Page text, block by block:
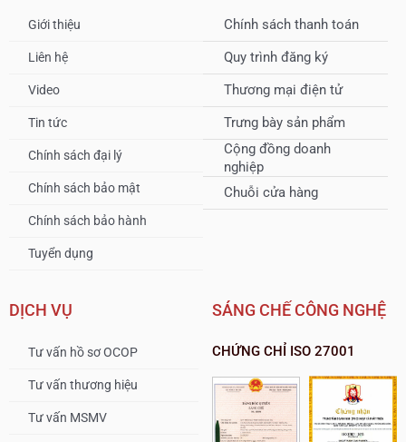
Giới thiệu
Liên hệ
Video
Tin tức
Chính sách đại lý
Chính sách bảo mật
Chính sách bảo hành
Tuyển dụng
Chính sách thanh toán
Quy trình đăng ký
Thương mại điện tử
Trưng bày sản phẩm
Cộng đồng doanh
nghiệp
Chuỗi cửa hàng
DỊCH VỤ
Tư vấn hồ sơ OCOP
Tư vấn thương hiệu
Tư vấn MSMV
SÁNG CHẾ CÔNG NGHỆ
CHỨNG CHỈ ISO 27001